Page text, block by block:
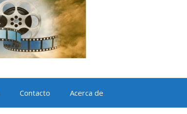
Contacto Acerca de